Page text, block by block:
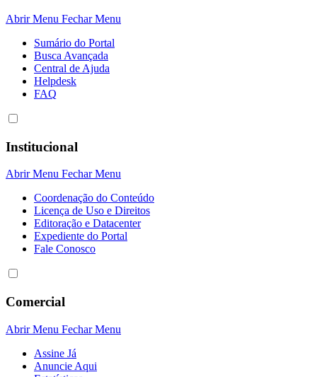
Abrir Menu Fechar Menu
Sumário do Portal
Busca Avançada
Central de Ajuda
Helpdesk
FAQ
Institucional
Abrir Menu Fechar Menu
Coordenação do Conteúdo
Licença de Uso e Direitos
Editoração e Datacenter
Expediente do Portal
Fale Conosco
Comercial
Abrir Menu Fechar Menu
Assine Já
Anuncie Aqui